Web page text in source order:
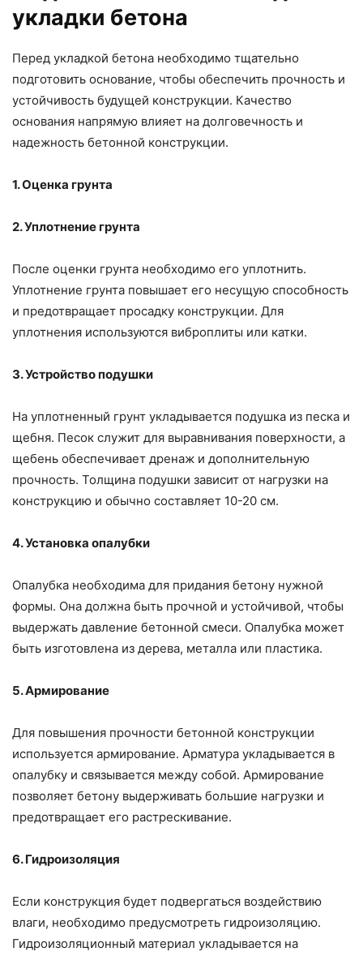
укладки бетона
Перед укладкой бетона необходимо тщательно
подготовить основание, чтобы обеспечить прочность и
устойчивость будущей конструкции. Качество
основания напрямую влияет на долговечность и
надежность бетонной конструкции.
1. Оценка грунта
2. Уплотнение грунта
После оценки грунта необходимо его уплотнить.
Уплотнение грунта повышает его несущую способность
и предотвращает просадку конструкции. Для
уплотнения используются виброплиты или катки.
3. Устройство подушки
На уплотненный грунт укладывается подушка из песка и
щебня. Песок служит для выравнивания поверхности, а
щебень обеспечивает дренаж и дополнительную
прочность. Толщина подушки зависит от нагрузки на
конструкцию и обычно составляет 10-20 см.
4. Установка опалубки
Опалубка необходима для придания бетону нужной
формы. Она должна быть прочной и устойчивой, чтобы
выдержать давление бетонной смеси. Опалубка может
быть изготовлена из дерева, металла или пластика.
5. Армирование
Для повышения прочности бетонной конструкции
используется армирование. Арматура укладывается в
опалубку и связывается между собой. Армирование
позволяет бетону выдерживать большие нагрузки и
предотвращает его растрескивание.
6. Гидроизоляция
Если конструкция будет подвергаться воздействию
влаги, необходимо предусмотреть гидроизоляцию.
Гидроизоляционный материал укладывается на